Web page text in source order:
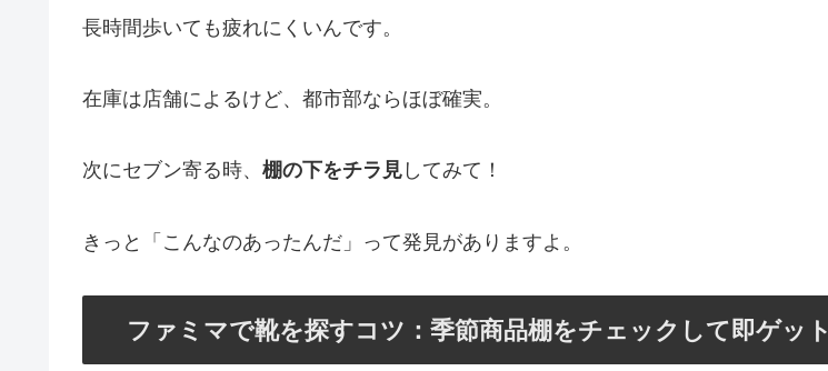
長時間歩いても疲れにくいんです。
在庫は店舗によるけど、都市部ならほぼ確実。
次にセブン寄る時、 棚の下をチラ見 してみて！
きっと「こんなのあったんだ」って発見がありますよ。
ファミマで靴を探すコツ：季節商品棚をチェックして即ゲット